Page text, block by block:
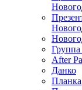
After
Данко
Планка